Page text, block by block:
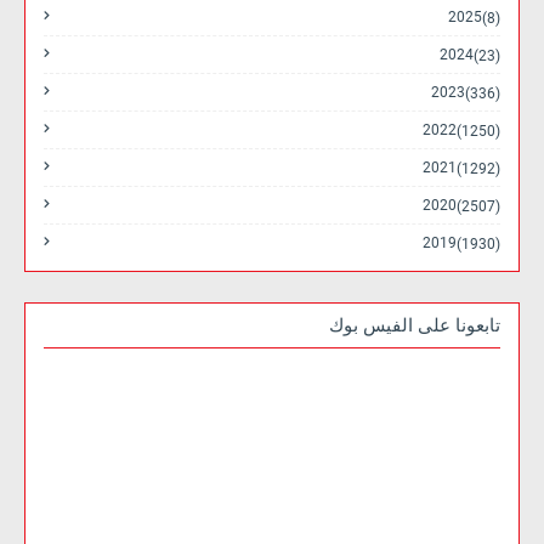
2025 (8)
2024 (23)
2023 (336)
2022 (1250)
2021 (1292)
2020 (2507)
2019 (1930)
تابعونا على الفيس بوك